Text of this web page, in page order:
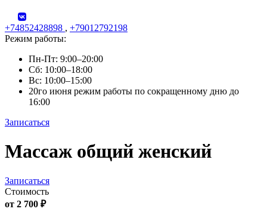
+74852428898 , +79012792198
Режим работы:
Пн-Пт: 9:00–20:00
Сб: 10:00–18:00
Вс: 10:00–15:00
20го июня режим работы по сокращенному дню до
16:00
Записаться
Skip
to
Массаж общий женский
Записаться
Стоимость
от 2 700 ₽